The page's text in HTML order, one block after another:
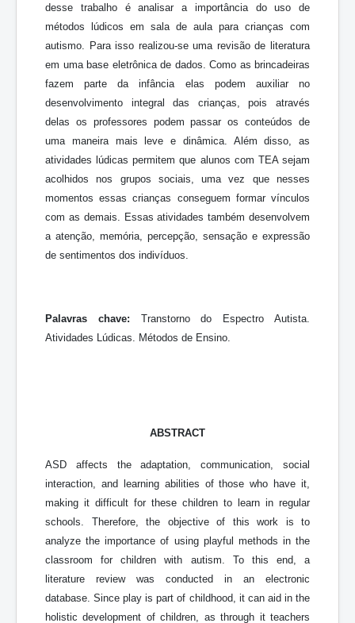
desse trabalho é analisar a importância do uso de
métodos lúdicos em sala de aula para crianças com
autismo. Para isso realizou-se uma revisão de literatura
em uma base eletrônica de dados. Como as brincadeiras
fazem parte da infância elas podem auxiliar no
desenvolvimento integral das crianças, pois através
delas os professores podem passar os conteúdos de
uma maneira mais leve e dinâmica. Além disso, as
atividades lúdicas permitem que alunos com TEA sejam
acolhidos nos grupos sociais, uma vez que nesses
momentos essas crianças conseguem formar vínculos
com as demais. Essas atividades também desenvolvem
a atenção, memória, percepção, sensação e expressão
de sentimentos dos indivíduos.
Palavras chave: Transtorno do Espectro Autista.
Atividades Lúdicas. Métodos de Ensino.
ABSTRACT
ASD affects the adaptation, communication, social
interaction, and learning abilities of those who have it,
making it difficult for these children to learn in regular
schools. Therefore, the objective of this work is to
analyze the importance of using playful methods in the
classroom for children with autism. To this end, a
literature review was conducted in an electronic
database. Since play is part of childhood, it can aid in the
holistic development of children, as through it teachers